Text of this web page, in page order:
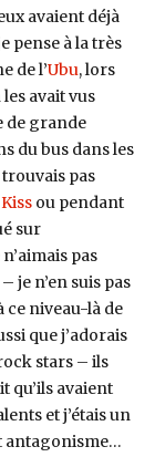
avaient déjà
pense à la très
de l’Ubu, lors
les avait vus
de grande
du bus dans les
pas
Kissou pendant
sur
pas
je n’en suis pas
ce niveau-là de
que j’adorais
stars – ils
qu’ils avaient
et j’étais un
antagonisme…